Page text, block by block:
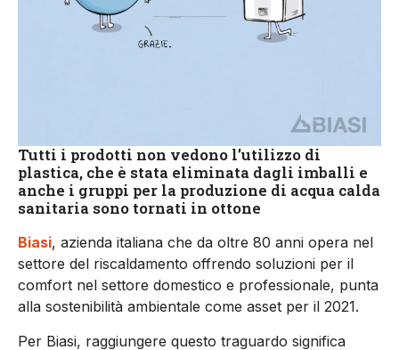
Tutti i prodotti non vedono l’utilizzo di
plastica, che è stata eliminata dagli imballi e
anche i gruppi per la produzione di acqua calda
sanitaria sono tornati in ottone
Biasi, azienda italiana che da oltre 80 anni opera nel
settore del riscaldamento offrendo soluzioni per il
comfort nel settore domestico e professionale, punta
alla sostenibilità ambientale come asset per il 2021.
Per Biasi, raggiungere questo traguardo significa